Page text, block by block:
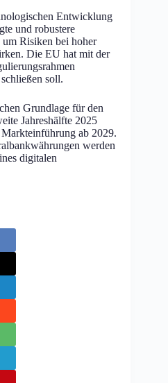
Entwicklung
und robustere
Risiken bei hoher
Die EU hat mit der
soll.
Grundlage für den
Jahreshälfte 2025
ab 2029.
werden
digitalen